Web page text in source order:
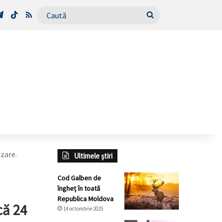
Telegram
TikTokRSS Caută
24
Ultimele știri
Cod Galben de
îngheț în toată
Republica Moldova
14 octombrie 2025